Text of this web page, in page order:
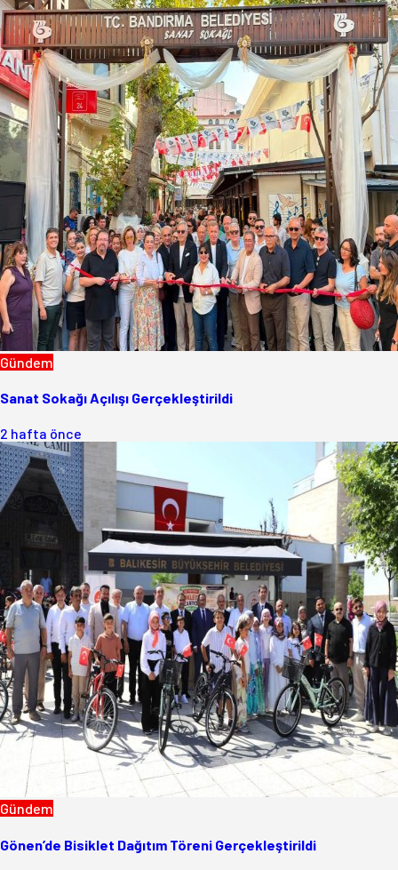
Gündem
Sanat Sokağı Açılışı Gerçekleştirildi
2 hafta önce
Gündem
Gönen’de Bisiklet Dağıtım Töreni Gerçekleştirildi